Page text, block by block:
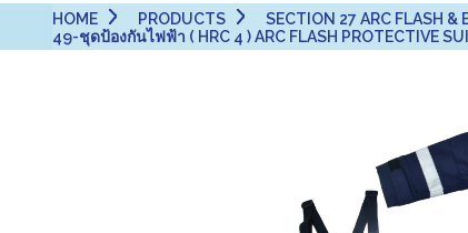
HOME PRODUCTS
SECTION 27 ARC FLASH
49-ชุดป้องกันไฟฟ้า ( HRC 4 ) ARC FLASH PROTECTIVE